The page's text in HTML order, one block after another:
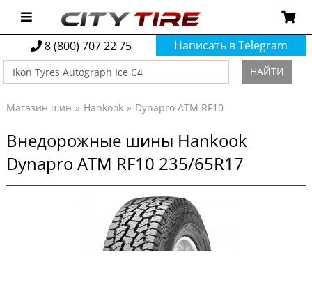
8 (800) 707 22 75 Написать в Telegram
НАЙТИ
Магазин шин Hankook Dynapro ATM RF10
Внедорожные шины Hankook
Dynapro ATM RF10 235/65R17